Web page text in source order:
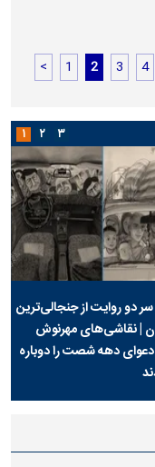
< 1 2 3 4
دو روایت از جنجالی‌ترین
| نقاشی‌های مهرنوش
دعوای دهه شصت را دوباره
۱ ۲ ۳